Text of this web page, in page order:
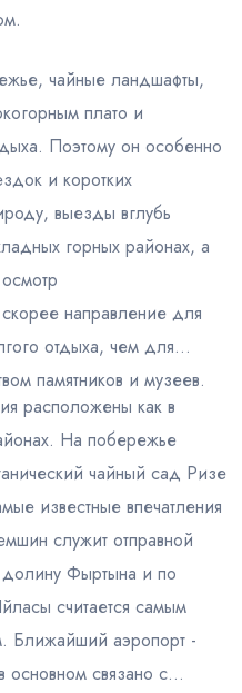
чайные ландшафты,
плато и
Поэтому он особенно
и коротких
выезды вглубь
горных районах, а
направление для
отдыха, чем для
памятников и музеев.
расположены как в
На побережье
чайный сад Ризе
известные впечатления
служит отправной
Фыртына и по
считается самым
Ближайший аэропорт -
связано с